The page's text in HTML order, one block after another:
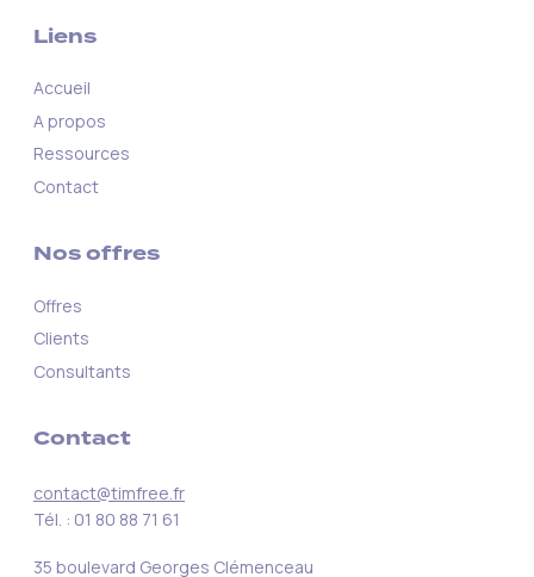
Liens
Accueil
A propos
Ressources
Contact
Nos offres
Offres
Clients
Consultants
Contact
contact@timfree.fr
Tél. : 01 80 88 71 61
35 boulevard Georges Clémenceau